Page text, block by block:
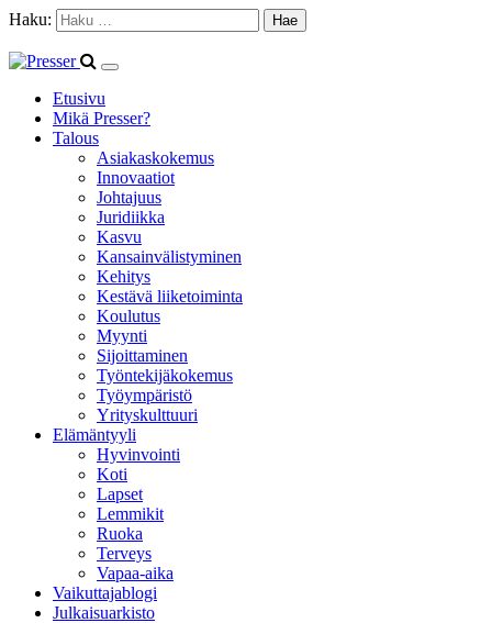
Haku:
Etusivu
Mikä Presser?
Talous
Asiakaskokemus
Innovaatiot
Johtajuus
Juridiikka
Kasvu
Kansainvälistyminen
Kehitys
Kestävä liiketoiminta
Koulutus
Myynti
Sijoittaminen
Työntekijäkokemus
Työympäristö
Yrityskulttuuri
Elämäntyyli
Hyvinvointi
Koti
Lapset
Lemmikit
Ruoka
Terveys
Vapaa-aika
Vaikuttajablogi
Julkaisuarkisto